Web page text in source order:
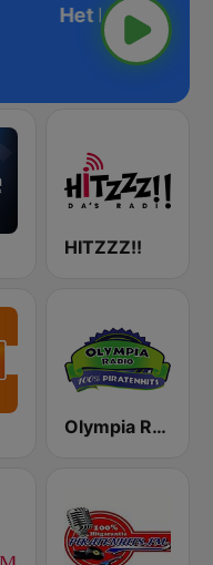
HITZZZ!!
Olympia Radio